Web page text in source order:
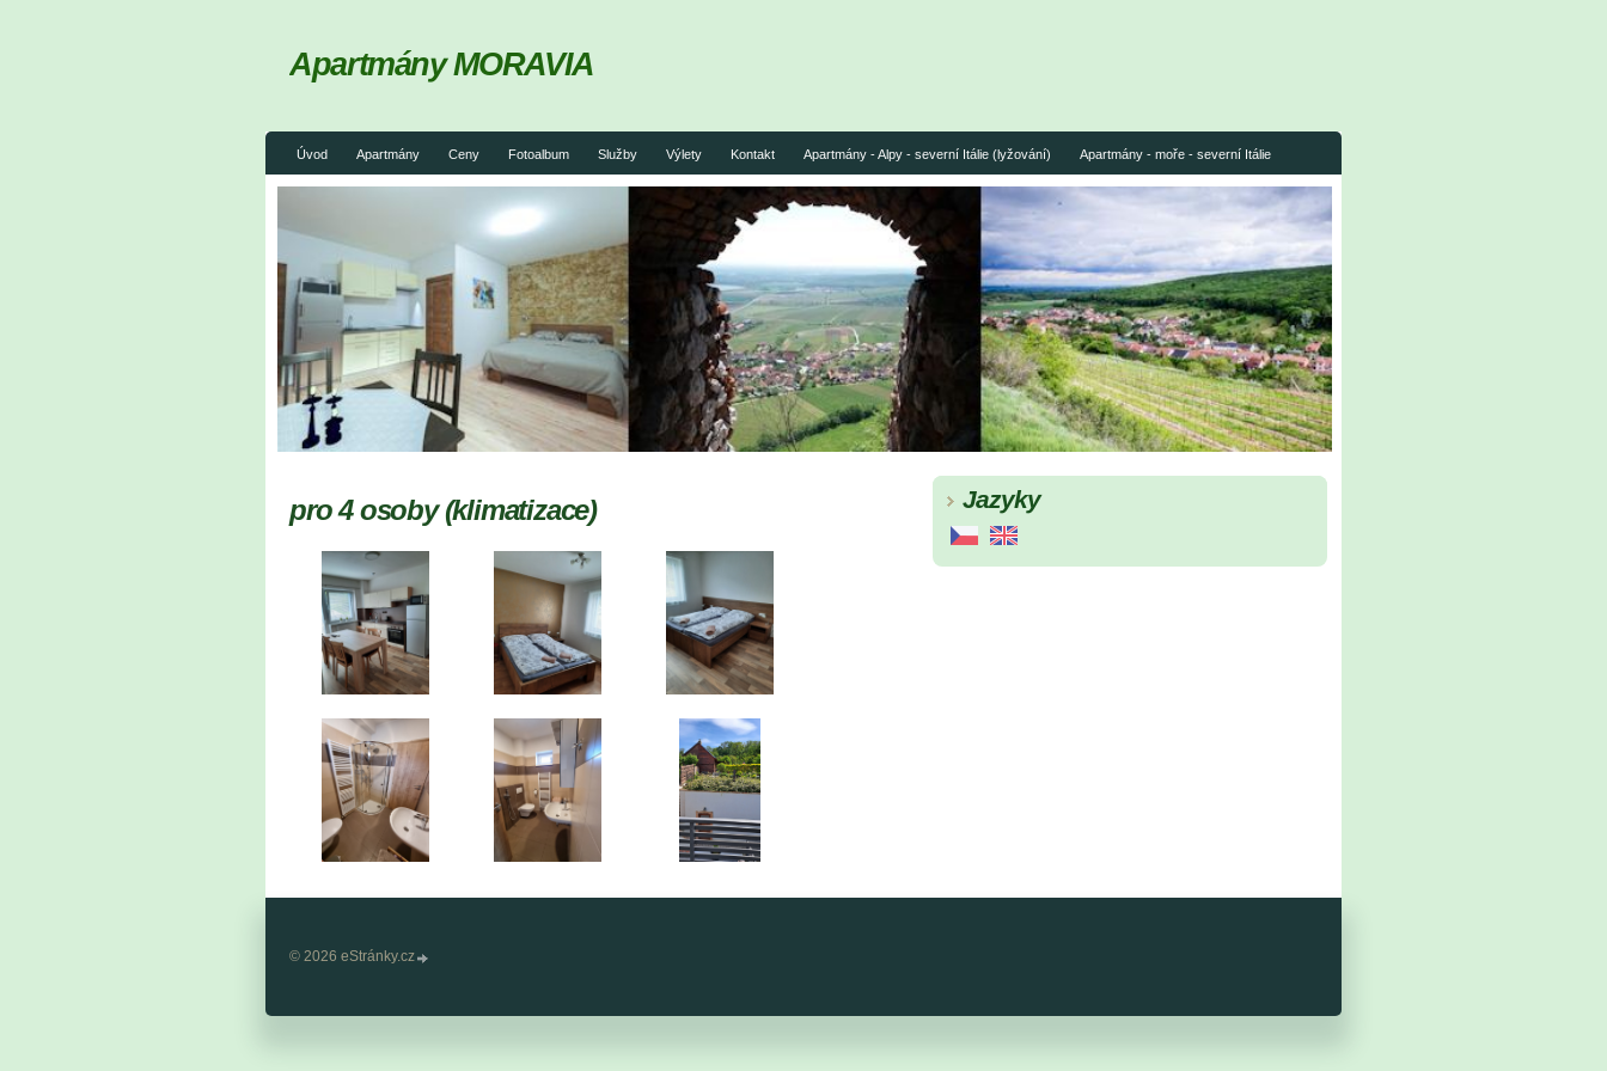
Úvod Apartmány Ceny Fotoalbum Služby Výlety Kontakt Apartmány - Alpy - severní Itálie (lyžování) Apartmány - moře - severní Itálie
Apartmány MORAVIA
pro 4 osoby (klimatizace) Jazyky
© 2026 eStránky.cz